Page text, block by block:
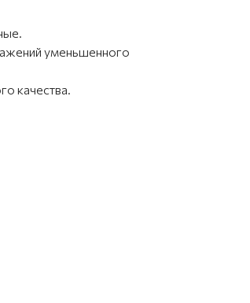
уменьшенного
качества.